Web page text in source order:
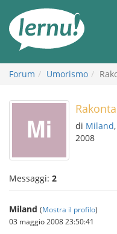
all’indice
Forum Umorismo
di Miland
2008
Messaggi: 2
Miland (Mostra il profilo)
03 maggio 2008 23:50:41